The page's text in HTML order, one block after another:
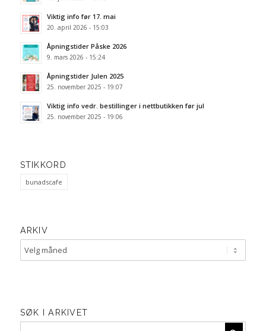
Viktig info før 17. mai
20. april 2026 - 15:03
Åpningstider Påske 2026
9. mars 2026 - 15:24
Åpningstider Julen 2025
25. november 2025 - 19:07
Viktig info vedr. bestillinger i nettbutikken før jul
25. november 2025 - 19:06
STIKKORD
bunadscafe
ARKIV
SØK I ARKIVET